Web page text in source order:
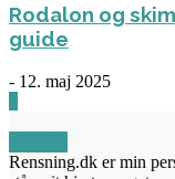
Rodalon og
guide
- 12. maj 2025
Rensning.dk er min